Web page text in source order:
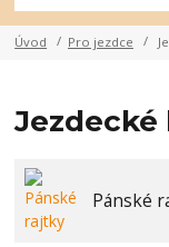
Úvod Pro jezdce
Pánské